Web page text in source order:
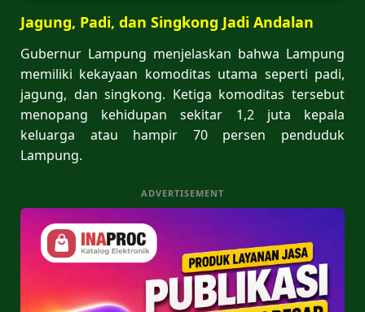
Jagung, Padi, dan Singkong Jadi Andalan
Gubernur Lampung menjelaskan bahwa Lampung
memiliki kekayaan komoditas utama seperti padi,
jagung, dan singkong. Ketiga komoditas tersebut
menopang kehidupan sekitar 1,2 juta kepala
keluarga atau hampir 70 persen penduduk
Lampung.
ADVERTISEMENT